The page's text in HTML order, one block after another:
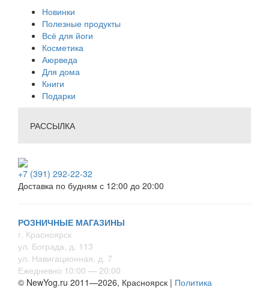
Новинки
Полезные продукты
Всё для йоги
Косметика
Аюрведа
Для дома
Книги
Подарки
РАССЫЛКА
+7 (391) 292-22-32
Доставка по будням с 12:00 до 20:00
РОЗНИЧНЫЕ МАГАЗИНЫ
г. Красноярск
ул. Бограда, д. 113
ул. Навигационная, д. 7
Ежедневно 10:00 — 20:00
© NewYog.ru 2011—2026, Красноярск | Политика